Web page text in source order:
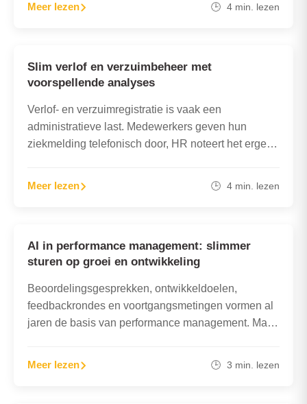
Meer lezen 🕒 4 min. lezen
Slim verlof en verzuimbeheer met
voorspellende analyses
Verlof- en verzuimregistratie is vaak een
administratieve last. Medewerkers geven hun
ziekmelding telefonisch door, HR noteert het ergens
Meer lezen 🕒 4 min. lezen
AI in performance management: slimmer
sturen op groei en ontwikkeling
Beoordelingsgesprekken, ontwikkeldoelen,
feedbackrondes en voortgangsmetingen vormen al
jaren de basis van performance management. Maar
Meer lezen 🕒 3 min. lezen